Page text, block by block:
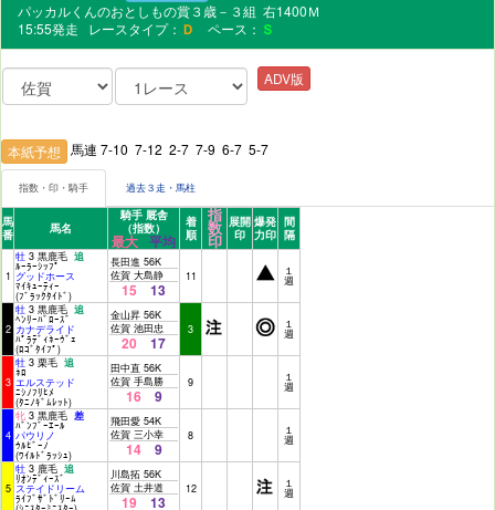
パッカルくんのおとしもの賞３歳－３組 右1400Ｍ
15:55発走 レースタイプ： Ｄ ペース： Ｓ
ADV版
本紙予想 馬連 7-10 7-12 2-7 7-9 6-7 5-7
指数・印・騎手 過去３走・馬柱
馬
番
馬名
騎手 厩舎
（指数）
最大 平均
着
順
指
数
印
展開
印
爆発
力印
間
隔
1
牡 3 黒鹿毛 追
ﾙｰﾗｰｼｯﾌﾟ
グッドホース
ﾏｲｷｭｰﾃｨｰ
(ﾌﾞﾗｯｸﾀｲﾄﾞ)
長田進 56K
佐賀 大島静
15 13
11 １
週
2
牡 3 黒鹿毛 追
ﾍﾝﾘｰﾊﾞﾛｰｽﾞ
カナデライド
ﾊﾟﾗﾃﾞｨﾈｰｳﾞｪ
(ﾛｺﾞﾀｲﾌﾟ)
金山昇 56K
佐賀 池田忠
20 17
3 １
週
3
牡 3 栗毛 追
ﾈﾛ
エルステッド
ﾆｼﾉﾌﾘﾋﾒ
(ﾀﾆﾉｷﾞﾑﾚｯﾄ)
田中直 56K
佐賀 手島勝
16 9
9 １
週
4
牝 3 黒鹿毛 差
ﾊﾞﾝﾌﾞｰｴｰﾙ
パウリノ
ｳﾙﾋﾞｰﾉ
(ﾜｲﾙﾄﾞﾗｯｼｭ)
飛田愛 54K
佐賀 三小幸
14 9
8 １
週
5
牡 3 鹿毛 追
ﾘｵﾝﾃﾞｨｰｽﾞ
ステイドリーム
ﾗｲﾌﾞｻﾞﾄﾞﾘｰﾑ
川島拓 56K
佐賀 土井道
19 13
12 １
週